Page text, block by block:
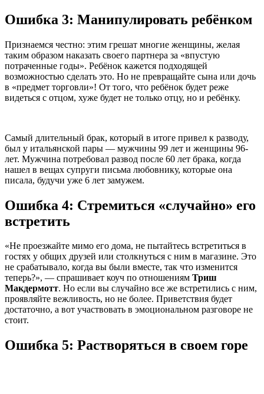
Ошибка 3: Манипулировать ребёнком
Признаемся честно: этим грешат многие женщины, желая
таким образом наказать своего партнера за «впустую
потраченные годы». Ребёнок кажется подходящей
возможностью сделать это. Но не превращайте сына или дочь
в «предмет торговли»! От того, что ребёнок будет реже
видеться с отцом, хуже будет не только отцу, но и ребёнку.
Самый длительный брак, который в итоге привел к разводу,
был у итальянской пары — мужчины 99 лет и женщины 96-
лет. Мужчина потребовал развод после 60 лет брака, когда
нашел в вещах супруги письма любовнику, которые она
писала, будучи уже 6 лет замужем.
Ошибка 4: Стремиться «случайно» его
встретить
«Не проезжайте мимо его дома, не пытайтесь встретиться в
гостях у общих друзей или столкнуться с ним в магазине. Это
не срабатывало, когда вы были вместе, так что изменится
теперь?», — спрашивает коуч по отношениям Триш
Макдермотт. Но если вы случайно все же встретились с ним,
проявляйте вежливость, но не более. Приветствия будет
достаточно, а вот участвовать в эмоциональном разговоре не
стоит.
Ошибка 5: Растворяться в своем горе